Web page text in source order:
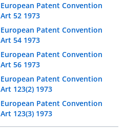
European Patent Convention
Art 52 1973
European Patent Convention
Art 54 1973
European Patent Convention
Art 56 1973
European Patent Convention
Art 123(2) 1973
European Patent Convention
Art 123(3) 1973